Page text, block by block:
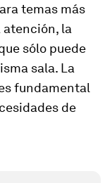
temas más
atención, la
sólo puede
sala. La
fundamental
de